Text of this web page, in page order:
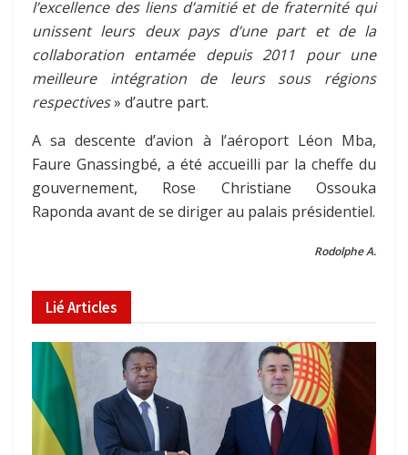
l’excellence des liens d’amitié et de fraternité qui
unissent leurs deux pays d’une part et de la
collaboration entamée depuis 2011 pour une
meilleure intégration de leurs sous régions
respectives» d’autre part.
A sa descente d’avion à l’aéroport Léon Mba,
Faure Gnassingbé, a été accueilli par la cheffe du
gouvernement, Rose Christiane Ossouka
Raponda avant de se diriger au palais présidentiel.
Rodolphe A.
LiéArticles